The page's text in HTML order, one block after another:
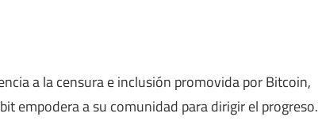
a la censura e inclusión promovida por Bitcoin,
empodera a su comunidad para dirigir el progreso.